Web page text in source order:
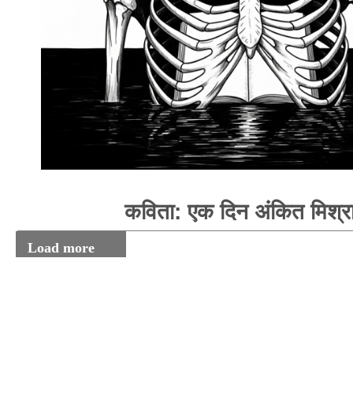
कविता: एक दिन अंकित
Load more